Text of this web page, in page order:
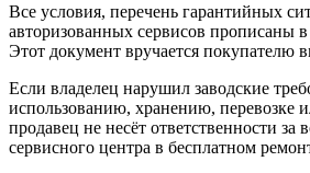
Все условия, перечень гарантийных
авторизованных сервисов прописаны
Этот документ вручается покупателю
Если владелец нарушил заводские
использованию, хранению, перевозке
продавец не несёт ответственности за
сервисного центра в бесплатном